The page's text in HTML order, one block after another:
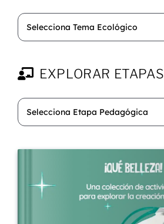
EXPLORAR ETAPAS